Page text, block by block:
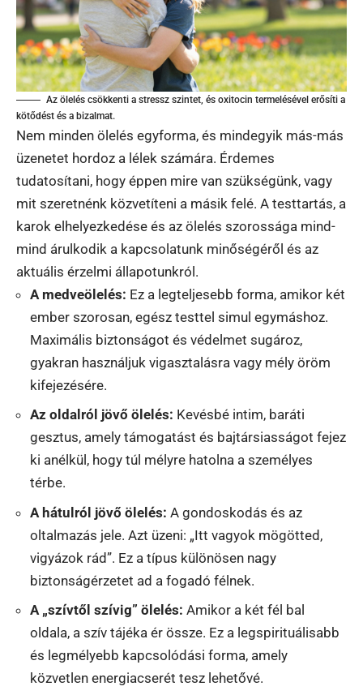
Az ölelés csökkenti a stressz szintet, és oxitocin termelésével erősíti a
kötődést és a bizalmat.
Nem minden ölelés egyforma, és mindegyik más-más
üzenetet hordoz a lélek számára. Érdemes
tudatosítani, hogy éppen mire van szükségünk, vagy
mit szeretnénk közvetíteni a másik felé. A testtartás, a
karok elhelyezkedése és az ölelés szorossága mind-
mind árulkodik a kapcsolatunk minőségéről és az
aktuális érzelmi állapotunkról.
A medveölelés: Ez a legteljesebb forma, amikor két
ember szorosan, egész testtel simul egymáshoz.
Maximális biztonságot és védelmet sugároz,
gyakran használjuk vigasztalásra vagy mély öröm
kifejezésére.
Az oldalról jövő ölelés: Kevésbé intim, baráti
gesztus, amely támogatást és bajtársiasságot fejez
ki anélkül, hogy túl mélyre hatolna a személyes
térbe.
A hátulról jövő ölelés: A gondoskodás és az
oltalmazás jele. Azt üzeni: „Itt vagyok mögötted,
vigyázok rád”. Ez a típus különösen nagy
biztonságérzetet ad a fogadó félnek.
A „szívtől szívig” ölelés: Amikor a két fél bal
oldala, a szív tájéka ér össze. Ez a legspirituálisabb
és legmélyebb kapcsolódási forma, amely
közvetlen energiacserét tesz lehetővé.